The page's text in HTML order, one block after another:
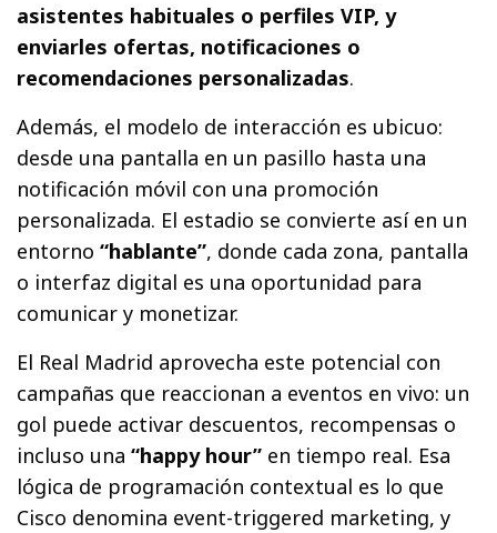
asistentes habituales o perfiles VIP, y
enviarles ofertas, notificaciones o
recomendaciones personalizadas.
Además, el modelo de interacción es ubicuo:
desde una pantalla en un pasillo hasta una
notificación móvil con una promoción
personalizada. El estadio se convierte así en un
entorno“hablante”, donde cada zona, pantalla
o interfaz digital es una oportunidad para
comunicar y monetizar.
El Real Madrid aprovecha este potencial con
campañas que reaccionan a eventos en vivo: un
gol puede activar descuentos, recompensas o
incluso una“happy hour” en tiempo real. Esa
lógica de programación contextual es lo que
Cisco denomina event-triggered marketing, y